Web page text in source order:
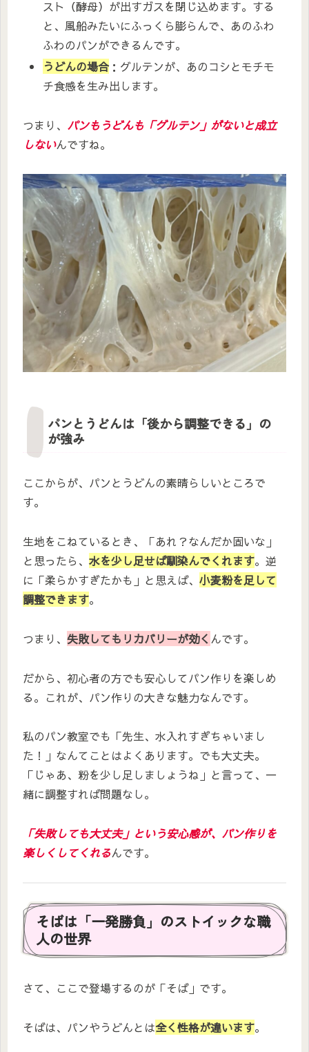
スト（酵母）が出すガスを閉じ込めます。する
と、風船みたいにふっくら膨らんで、あのふわ
ふわのパンができるんです。
うどんの場合 ：グルテンが、あのコシとモチモ
チ食感を生み出します。
つまり、 パンもうどんも「グルテン」がないと成立
しないんですね。
パンとうどんは「後から調整できる」の
が強み
ここからが、パンとうどんの素晴らしいところで
す。
生地をこねているとき、「あれ？なんだか固いな」
と思ったら、 水を少し足せば馴染んでくれます。逆
に「柔らかすぎたかも」と思えば、 小麦粉を足して
調整できます。
つまり、 失敗してもリカバリーが効く んです。
だから、初心者の方でも安心してパン作りを楽しめ
る。これが、パン作りの大きな魅力なんです。
私のパン教室でも「先生、水入れすぎちゃいまし
た！」なんてことはよくあります。でも大丈夫。
「じゃあ、粉を少し足しましょうね」と言って、一
緒に調整すれば問題なし。
「失敗しても大丈夫」という安心感が、パン作りを
楽しくしてくれるんです。
そばは「一発勝負」のストイックな職
人の世界
さて、ここで登場するのが「そば」です。
そばは、パンやうどんとは全く性格が違います。